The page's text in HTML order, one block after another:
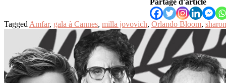
Tagged Amfar, gala à Cannes, milla jovovich, Orlando Bloom,